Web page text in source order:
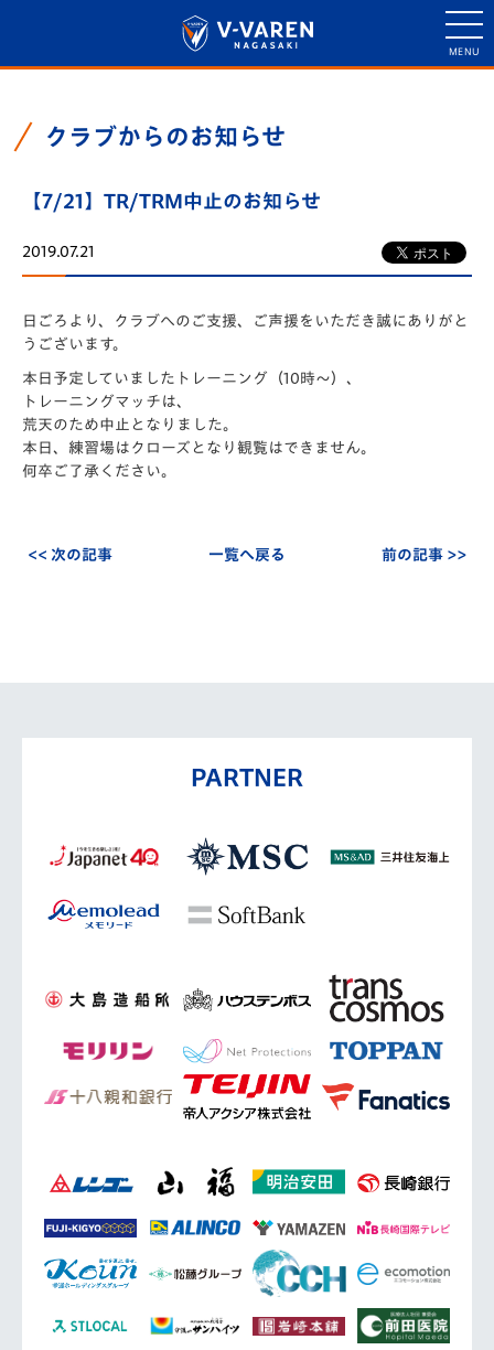
クラブからのお知らせ
【7/21】TR/TRM中止のお知らせ
2019.07.21
日ごろより、クラブへのご支援、ご声援をいただき誠にありがと
うございます。
本日予定していましたトレーニング（10時〜）、
トレーニングマッチは、
荒天のため中止となりました。
本日、練習場はクローズとなり観覧はできません。
何卒ご了承ください。
<< 次の記事 一覧へ戻る 前の記事 >>
PARTNER